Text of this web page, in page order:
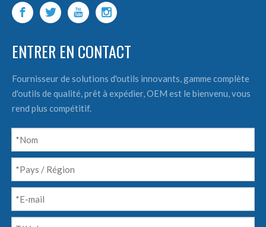
ENTRER EN CONTACT
Fournisseur de solutions d'outils innovants, gamme complète
d'outils de qualité, prêt à expédier, OEM est le bienvenu, vous
rend plus compétitif.